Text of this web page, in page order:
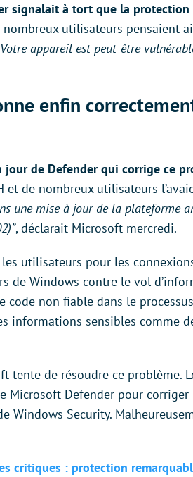
signalait à tort que la protection
nombreux utilisateurs pensaient
Votre appareil est peut-être
enfin
de Defender qui corrige ce
de nombreux utilisateurs
une mise à jour de la plateforme
, déclarait Microsoft mercredi.
utilisateurs pour les
de Windows contre le vol
non fiable dans le processus
informations sensibles comme
tente de résoudre ce problème.
Defender pour corriger
Windows Security.
critiques : protection